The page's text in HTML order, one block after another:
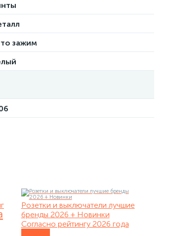
зажим
Розетки и выключатели лучшие
бренды 2026 + Новинки
Согласно рейтингу 2026 года